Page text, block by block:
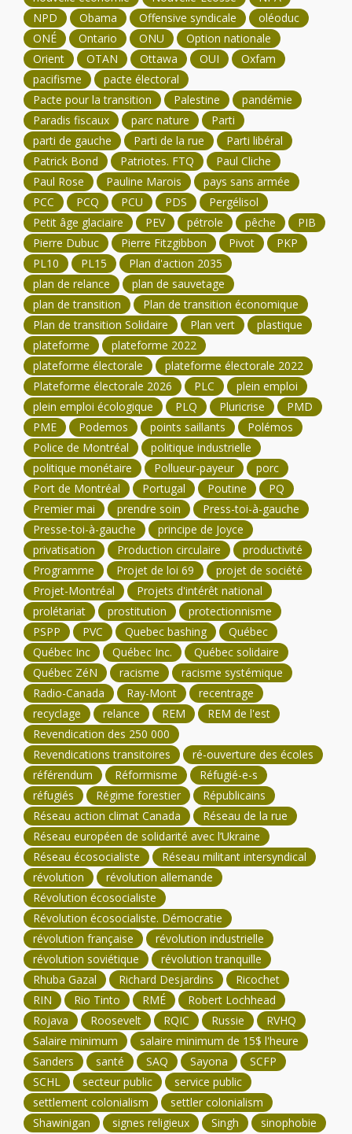
NPD
Obama Offensive syndicale
oléoduc
ONÉ
Ontario ONU
Option nationale
Orient
OTAN Ottawa OUI
Oxfam
pacifisme
pacte électoral
Pacte pour la transition
Palestine
pandémie
Paradis fiscaux
parc nature
Parti
parti de gauche
Parti de la rue
Parti libéral
Patrick Bond
Patriotes. FTQ
Paul Cliche
Paul Rose
Pauline Marois
pays sans armée
PCC
PCQ PCU PDS
Pergélisol
Petit âge glaciaire
PEV pétrole pêche
PIB
Pierre Dubuc
Pierre Fitzgibbon Pivot
PKP
PL10
PL15
Plan d'action 2035
plan de relance
plan de sauvetage
plan de transition
Plan de transition économique
Plan de transition Solidaire
Plan vert
plastique
plateforme
plateforme 2022
plateforme électorale
plateforme électorale 2022
Plateforme électorale 2026
PLC
plein emploi
plein emploi écologique
PLQ Pluricrise
PMD
PME
Podemos points saillants
Polémos
Police de Montréal
politique industrielle
politique monétaire
Pollueur-payeur
porc
Port de Montréal
Portugal Poutine
PQ
Premier mai
prendre soin
Press-toi-à-gauche
Presse-toi-à-gauche
principe de Joyce
privatisation
Production circulaire
productivité
Programme
Projet de loi 69
projet de société
Projet-Montréal
Projets d'intérêt national
prolétariat
prostitution
protectionnisme
PSPP
PVC Quebec bashing
Québec
Québec Inc
Québec Inc.
Québec solidaire
Québec ZéN
racisme
racisme systémique
Radio-Canada
Ray-Mont
recentrage
recyclage
relance REM
REM de l'est
Revendication des 250 000
Revendications transitoires
ré-ouverture des écoles
référendum
Réformisme
Réfugié-e-s
réfugiés
Régime forestier
Républicains
Réseau action climat Canada
Réseau de la rue
Réseau européen de solidarité avec l’Ukraine
Réseau écosocialiste
Réseau militant intersyndical
révolution
révolution allemande
Révolution écosocialiste
Révolution écosocialiste. Démocratie
révolution française
révolution industrielle
révolution soviétique
révolution tranquille
Rhuba Gazal
Richard Desjardins
Ricochet
RIN
Rio Tinto RMÉ
Robert Lochhead
Rojava
Roosevelt RQIC Russie
RVHQ
Salaire minimum
salaire minimum de 15$ l'heure
Sanders
santé SAQ Sayona
SCFP
SCHL
secteur public
service public
settlement colonialism
settler colonialism
Shawinigan
signes religieux Singh
sinophobie